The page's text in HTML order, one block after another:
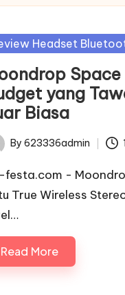
Headset
yang
Biasa
By 623336admin
-
True Wireless
Read More